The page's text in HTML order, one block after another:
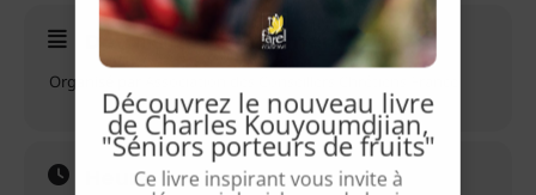
Détails de l'événement
Organisé par
Heure
Découvrez le nouveau livre
de Charles Kouyoumdjian,
"Séniors porteurs de fruits"
Ce livre inspirant vous invite à